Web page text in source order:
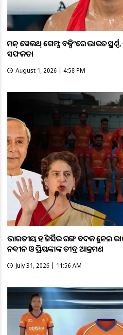
କମନ୍ ୱେଲଥ୍ ଗେମ୍ସ: ବକ୍ସିଂରେ ଭାରତକୁ
ସଫଳତା
August 1, 2026 | 4:58 PM
ଭାରତୀୟ ହକି ଜର୍ସିର ରଙ୍ଗ ବଦଳକୁ ନେଇ
ନବୀନ ଓ ପ୍ରିୟଙ୍କାଙ୍କ ତୀବ୍ର ଆକ୍ରମଣ
July 31, 2026 | 11:56 AM